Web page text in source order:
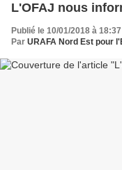
L'OFAJ nous
Publié le 10/01/2018 à 18:37
Par URAFA Nord Est pour